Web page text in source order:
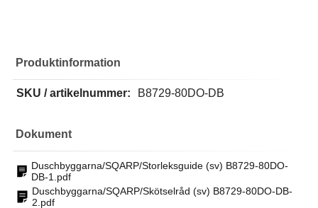
Produktinformation
SKU / artikelnummer: B8729-80DO-DB
Dokument
Duschbyggarna/SQARP/Storleksguide (sv) B8729-80DO-
DB-1.pdf
Duschbyggarna/SQARP/Skötselråd (sv) B8729-80DO-DB-
2.pdf